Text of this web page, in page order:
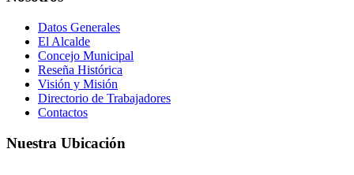
Datos Generales
El Alcalde
Concejo Municipal
Reseña Histórica
Visión y Misión
Directorio de Trabajadores
Contactos
Nuestra Ubicación